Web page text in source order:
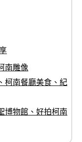
南雕像
柯南餐廳美食、紀
博物館、好拍柯南